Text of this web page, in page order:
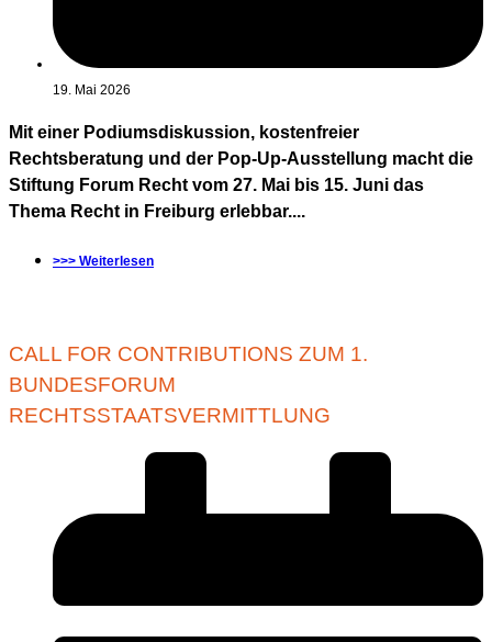
19. Mai 2026
Mit einer Podiumsdiskussion, kostenfreier
Rechtsberatung und der Pop-Up-Ausstellung macht die
Stiftung Forum Recht vom 27. Mai bis 15. Juni das
Thema Recht in Freiburg erlebbar....
>>> Weiterlesen
CALL FOR CONTRIBUTIONS ZUM 1.
BUNDESFORUM
RECHTSSTAATSVERMITTLUNG